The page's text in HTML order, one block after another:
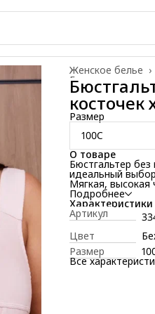
Женское белье ›
Главная
косточек
Размер
100C
О товаре
Бюстгальтер без
идеальный
Мягкая,
комфорт в
гарантирует
фактурой и
повседневной
доступен в
эффектом, что
ценящих комфорт
Подробнее
Характеристики
Артикул
Цвет
Размер
Все